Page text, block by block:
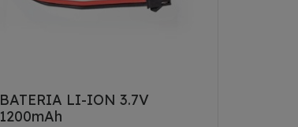
BATERIA LI-ION 3.7V
1200mAh